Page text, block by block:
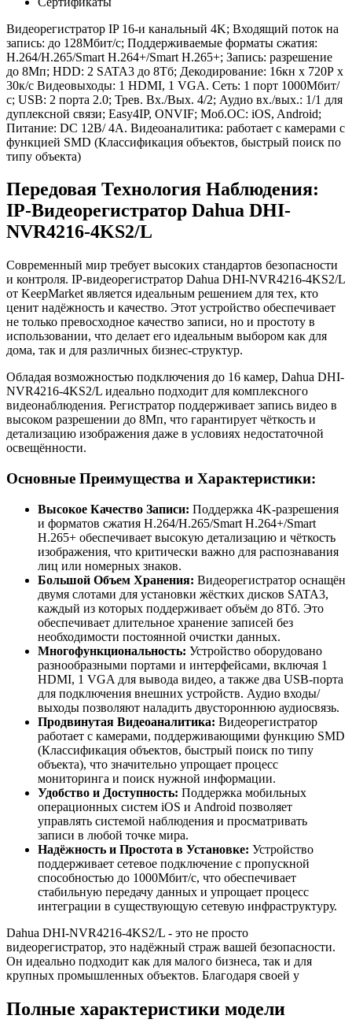
Видеорегистратор IP 16-и канальный 4K; Входящий поток на
запись: до 128Мбит/с; Поддерживаемые форматы сжатия:
H.264/H.265/Smart H.264+/Smart H.265+; Запись: разрешение
до 8Мп; HDD: 2 SATA3 до 8Тб; Декодирование: 16кн х 720Р х
30к/с Видеовыходы: 1 HDMI, 1 VGA. Сеть: 1 порт 1000Мбит/
с; USB: 2 порта 2.0; Трев. Вх./Вых. 4/2; Аудио вх./вых.: 1/1 для
дуплексной связи; Easy4IP, ONVIF; Моб.ОС: iOS, Android;
Питание: DC 12В/ 4А. Видеоаналитика: работает с камерами с
функцией SMD (Классификация объектов, быстрый поиск по
типу объекта)
Передовая Технология Наблюдения:
IP-Видеорегистратор Dahua DHI-
NVR4216-4KS2/L
Современный мир требует высоких стандартов безопасности
и контроля. IP-видеорегистратор Dahua DHI-NVR4216-4KS2/L
от KeepMarket является идеальным решением для тех, кто
ценит надёжность и качество. Этот устройство обеспечивает
не только превосходное качество записи, но и простоту в
использовании, что делает его идеальным выбором как для
дома, так и для различных бизнес-структур.
Обладая возможностью подключения до 16 камер, Dahua DHI-
NVR4216-4KS2/L идеально подходит для комплексного
видеонаблюдения. Регистратор поддерживает запись видео в
высоком разрешении до 8Мп, что гарантирует чёткость и
детализацию изображения даже в условиях недостаточной
освещённости.
Основные Преимущества и Характеристики:
Высокое Качество Записи: Поддержка 4K-разрешения
и форматов сжатия H.264/H.265/Smart H.264+/Smart
H.265+ обеспечивает высокую детализацию и чёткость
изображения, что критически важно для распознавания
лиц или номерных знаков.
Большой Объем Хранения: Видеорегистратор оснащён
двумя слотами для установки жёстких дисков SATA3,
каждый из которых поддерживает объём до 8Тб. Это
обеспечивает длительное хранение записей без
необходимости постоянной очистки данных.
Многофункциональность: Устройство оборудовано
разнообразными портами и интерфейсами, включая 1
HDMI, 1 VGA для вывода видео, а также два USB-порта
для подключения внешних устройств. Аудио входы/
выходы позволяют наладить двустороннюю аудиосвязь.
Продвинутая Видеоаналитика: Видеорегистратор
работает с камерами, поддерживающими функцию SMD
(Классификация объектов, быстрый поиск по типу
объекта), что значительно упрощает процесс
мониторинга и поиск нужной информации.
Удобство и Доступность: Поддержка мобильных
операционных систем iOS и Android позволяет
управлять системой наблюдения и просматривать
записи в любой точке мира.
Надёжность и Простота в Установке: Устройство
поддерживает сетевое подключение с пропускной
способностью до 1000Мбит/с, что обеспечивает
стабильную передачу данных и упрощает процесс
интеграции в существующую сетевую инфраструктуру.
Dahua DHI-NVR4216-4KS2/L - это не просто
видеорегистратор, это надёжный страж вашей безопасности.
Он идеально подходит как для малого бизнеса, так и для
крупных промышленных объектов. Благодаря своей у
Полные характеристики модели